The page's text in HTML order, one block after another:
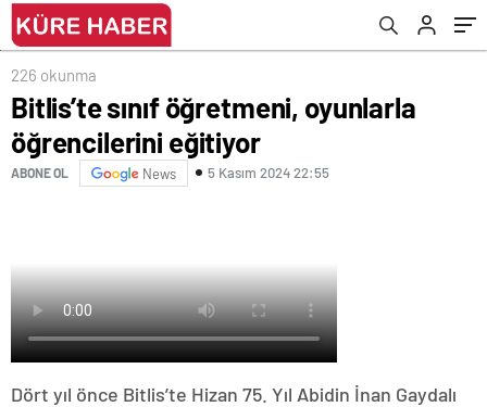
226 okunma
Bitlis’te sınıf öğretmeni, oyunlarla
öğrencilerini eğitiyor
ABONE OL News 5 Kasım 2024 22:55
Dört yıl önce Bitlis’te Hizan 75. Yıl Abidin İnan Gaydalı